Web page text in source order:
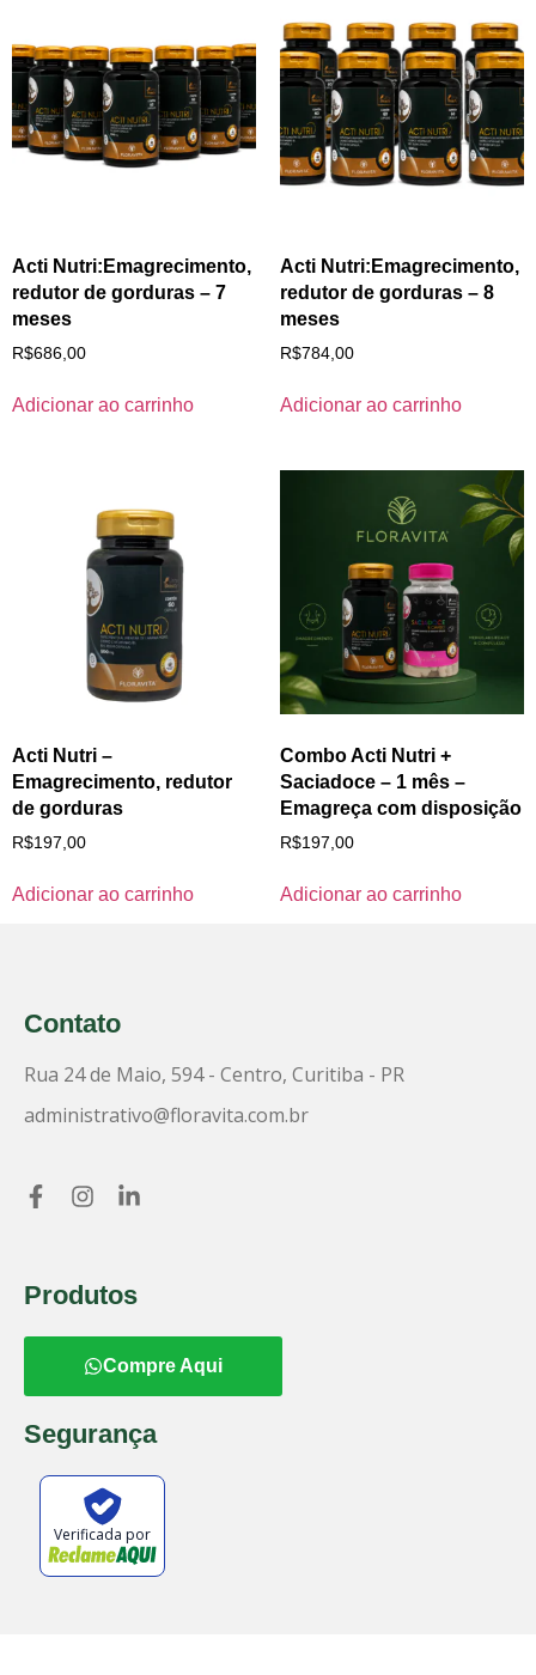
Acti Nutri:Emagrecimento,
redutor de gorduras – 7
meses
R$686,00
Adicionar ao carrinho
Acti Nutri:Emagrecimento,
redutor de gorduras – 8
meses
R$784,00
Adicionar ao carrinho
Acti Nutri –
Emagrecimento, redutor
de gorduras
R$197,00
Adicionar ao carrinho
Combo Acti Nutri +
Saciadoce – 1 mês –
Emagreça com disposição
R$197,00
Adicionar ao carrinho
Contato
Rua 24 de Maio, 594 - Centro, Curitiba - PR
administrativo@floravita.com.br
Produtos
Compre Aqui
Segurança
Verificada por